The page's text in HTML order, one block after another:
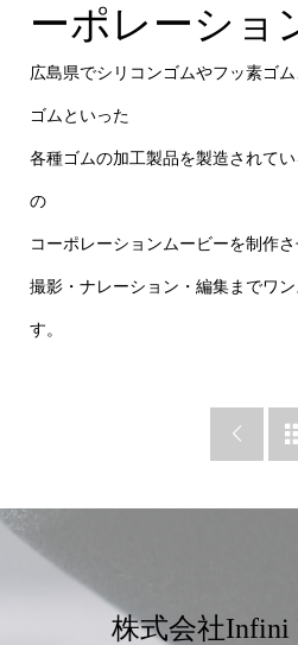
ーポレーショ
広島県でシリコンゴムやフッ素ゴ
ゴムといった
各種ゴムの加工製品を製造されて
の
コーポレーションムービーを制作さ
撮影・ナレーション・編集までワ
す。

株式会社Infini